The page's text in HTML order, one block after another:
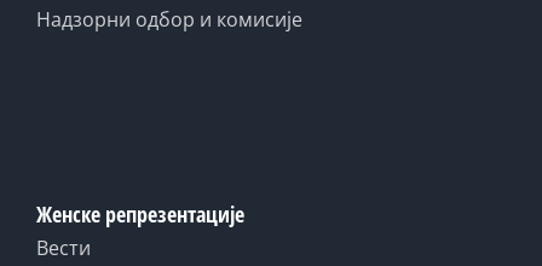
Надзорни одбор и комисије
Женске репрезентације
Вести